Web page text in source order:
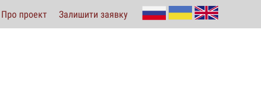
Про проект Залишити заявку